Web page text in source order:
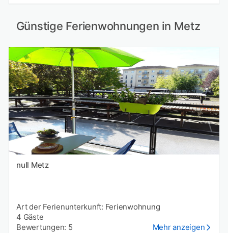
Günstige Ferienwohnungen in Metz
null Metz
Art der Ferienunterkunft: Ferienwohnung
4 Gäste
Bewertungen: 5
Mehr anzeigen